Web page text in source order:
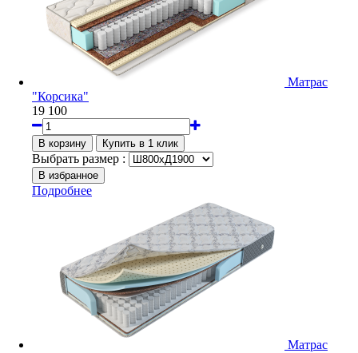
Матрас
"Корсика"
19 100
Выбрать размер :
Подробнее
Матрас